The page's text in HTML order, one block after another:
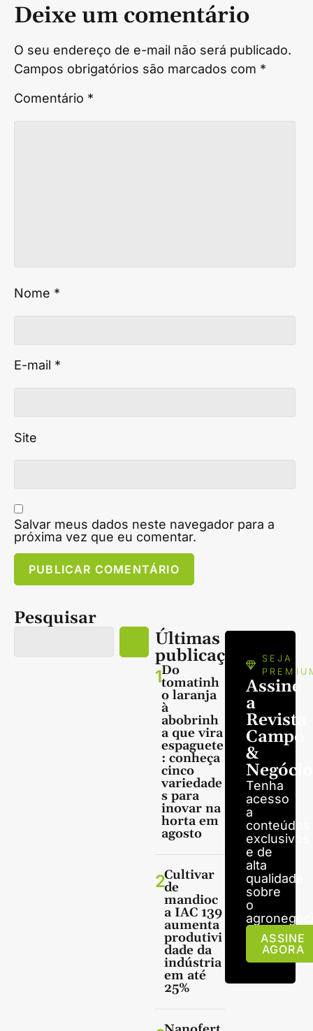
Deixe um comentário
O seu endereço de e-mail não será publicado.
Campos obrigatórios são marcados com *
Comentário *
Nome *
E-mail *
Site
Salvar meus dados neste navegador para a
próxima vez que eu comentar.
Pesquisar
Últimas
publicações
1Do
tomatinh
o laranja
à
abobrinh
a que vira
espaguete
: conheça
cinco
variedade
s para
inovar na
horta em
agosto
2Cultivar
de
mandioc
a IAC 139
aumenta
produtivi
dade da
indústria
em até
25%
SEJA
Assine
a
Revista
Campo
&
Tenha
acesso
a
conteúdos
exclusivos
e de
alta
qualidade
sobre
o
ASSINE
AGORA